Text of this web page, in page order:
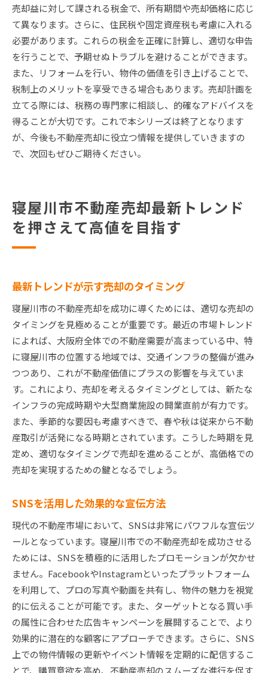
売却益に対して課される税金で、所有期間や売却価格に応じ
て異なります。さらに、住民税や固定資産税も考慮に入れる
必要があります。これらの税金を正確に計算し、適切な申告
を行うことで、予期せぬトラブルを避けることができます。
また、リフォームを行い、物件の価値を引き上げることで、
税制上のメリットを享受できる場合もあります。売却計画を
立てる際には、税務の専門家に相談し、的確なアドバイスを
得ることが大切です。これで本シリーズは終了となります
が、今後も不動産売却に役立つ情報を提供していきますの
で、次回もぜひご期待ください。
寝屋川市不動産売却最新トレンド
を押さえて高値を目指す
最新トレンドが示す売却のタイミング
寝屋川市の不動産売却を成功に導くためには、適切な売却の
タイミングを見極めることが重要です。最近の市場トレンド
によれば、大阪府全体での不動産需要が高まっている中、特
に寝屋川市の位置する地域では、交通インフラの整備が進み
つつあり、これが不動産価値にプラスの影響を与えていま
す。これにより、売却を考えるタイミングとしては、新たな
インフラの完成時期や大型商業施設の開業直前が有力です。
また、季節的な要因も考慮すべきで、春や秋は従来から不動
産取引が活発になる時期とされています。こうした時期を見
定め、適切なタイミングで売却を進めることが、高価格での
売却を実現するための鍵となるでしょう。
SNSを活用した効果的な宣伝方法
現代の不動産市場において、SNSは非常にパワフルな宣伝ツ
ールとなっています。寝屋川市での不動産売却を成功させる
ためには、SNSを積極的に活用したプロモーションが欠かせ
ません。FacebookやInstagramといったプラットフォーム
を利用して、プロの写真や動画を共有し、物件の魅力を視覚
的に伝えることが可能です。また、ターゲットとなる買い手
の属性に合わせた広告キャンペーンを展開することで、より
効果的に潜在的な顧客にアプローチできます。さらに、SNS
上での物件情報の更新やイベント情報を定期的に配信するこ
とで、購買意欲を高め、不動産売却のスムーズな進行を促す